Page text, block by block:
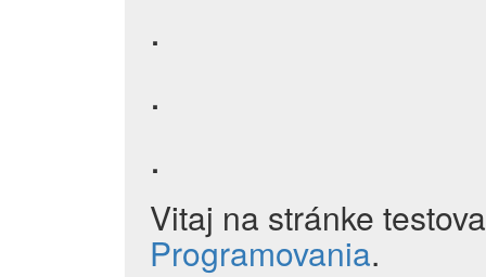
.
.
.
Vitaj na stránke
Programovania.